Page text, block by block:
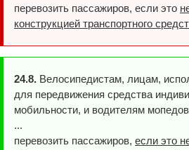
перевозить пассажиров, если это
конструкцией транспортного
24.8. Велосипедистам, лицам,
для передвижения средства
мобильности, и водителям
...
перевозить пассажиров, если это